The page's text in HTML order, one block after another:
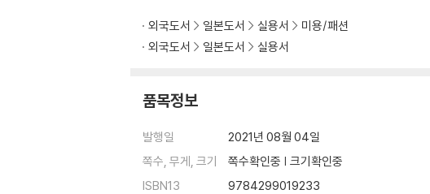
외국도서 일본도서 실용서
미용/패션
외국도서
일본도서 실용서
품목정보
발행일
2021년 08월 04일
쪽수, 무게, 크기
쪽수확인중 | 크기확인중
ISBN13
9784299019233